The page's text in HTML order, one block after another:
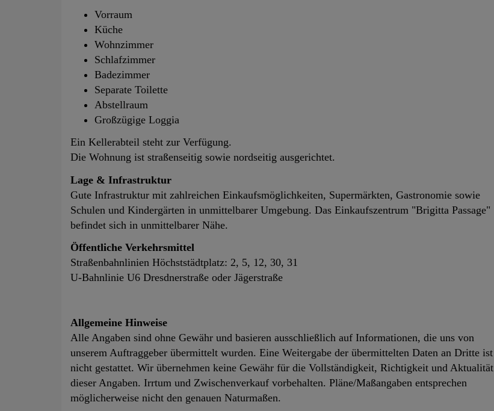
Vorraum
Küche
Wohnzimmer
Schlafzimmer
Badezimmer
Separate Toilette
Abstellraum
Großzügige Loggia
Ein Kellerabteil steht zur Verfügung.
Die Wohnung ist straßenseitig sowie nordseitig ausgerichtet.
Lage & Infrastruktur
Gute Infrastruktur mit zahlreichen Einkaufsmöglichkeiten, Supermärkten, Gastronomie sowie
Schulen und Kindergärten in unmittelbarer Umgebung. Das Einkaufszentrum "Brigitta Passage"
befindet sich in unmittelbarer Nähe.
Öffentliche Verkehrsmittel
Straßenbahnlinien Höchststädtplatz: 2, 5, 12, 30, 31
U-Bahnlinie U6 Dresdnerstraße oder Jägerstraße
Allgemeine Hinweise
Alle Angaben sind ohne Gewähr und basieren ausschließlich auf Informationen, die uns von
unserem Auftraggeber übermittelt wurden. Eine Weitergabe der übermittelten Daten an Dritte ist
nicht gestattet. Wir übernehmen keine Gewähr für die Vollständigkeit, Richtigkeit und Aktualität
dieser Angaben. Irrtum und Zwischenverkauf vorbehalten. Pläne/Maßangaben entsprechen
möglicherweise nicht den genauen Naturmaßen.